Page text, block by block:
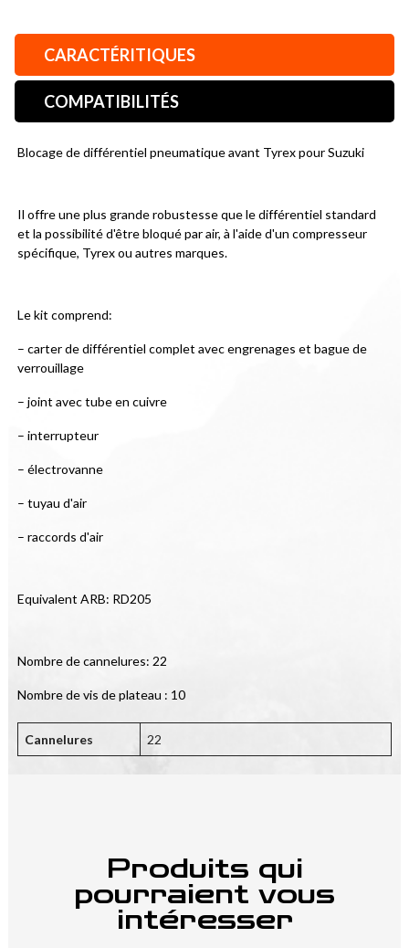
CARACTÉRITIQUES
COMPATIBILITÉS
Blocage de différentiel pneumatique avant Tyrex pour Suzuki
Il offre une plus grande robustesse que le différentiel standard
et la possibilité d'être bloqué par air, à l'aide d'un compresseur
spécifique, Tyrex ou autres marques.
Le kit comprend:
– carter de différentiel complet avec engrenages et bague de
verrouillage
– joint avec tube en cuivre
– interrupteur
– électrovanne
– tuyau d'air
– raccords d'air
Equivalent ARB: RD205
Nombre de cannelures: 22
Nombre de vis de plateau : 10
Cannelures 22
Produits qui
pourraient vous
intéresser